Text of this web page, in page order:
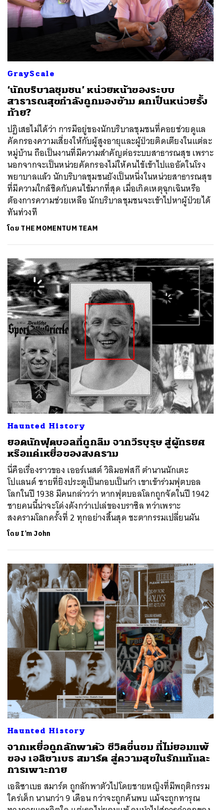
GrayScale
‘นักบริบาลชุมชน’ หน่วยหน้าของระบบ
สาธารณสุขกำลังถูกมองข้าม ตกเป็นหน่วยรั้ง
ท้าย?
ปฏิเสธไม่ได้ว่า การมีอยู่ของนักบริบาลชุมชนที่คอยช่วยดูแล
คัดกรองความเสี่ยงให้กับผู้สูงอายุและผู้ป่วยติดเตียงในแต่ละ
หมู่บ้าน ถือเป็นงานที่มีความสำคัญต่อระบบสาธารณสุข เพราะ
นอกจากจะเป็นหน่วยคัดกรองไม่ให้คนไข้เข้าไปแออัดในโรง
พยาบาลแล้ว นักบริบาลชุมชนยังเป็นหนึ่งในหน่วยสาธารณสุข
ที่มีความใกล้ชิดกับคนไข้มากที่สุด เมื่อเกิดเหตุฉุกเฉินหรือ
ต้องการความช่วยเหลือ นักบริบาลชุมชนจะเข้าไปหาผู้ป่วยได้
ทันท่วงที
โดย THE MOMENTUM TEAM
Haunted History
ยอดนักฟุตบอลที่ถูกลืม จากวีรบุรุษ สู่ผู้ทรยศ
หรือแค่เหยื่อของสงคราม
นี่คือเรื่องราวของ เออร์เนสต์ วิลิมอฟสกี ตำนานนักเตะ
โปแลนด์ ชายที่ยิงประตูเป็นกอบเป็นกำ เขาเข้าร่วมฟุตบอล
โลกในปี 1938 มีคนกล่าวว่า หากฟุตบอลโลกถูกจัดในปี 1942
ชายคนนี้น่าจะโด่งดังกว่าเปเล่ของบราซิล ทว่าเพราะ
สงครามโลกครั้งที่ 2 ทุกอย่างสิ้นสุด ชะตากรรมเปลี่ยนผัน
โดย I’m John
Haunted History
จากเหยื่อถูกลักพาตัว ชีวิตขื่นขม ที่ไม่ยอมแพ้
ของ เอลิซาเบธ สมาร์ต สู่ความสุขในรักแท้และ
การเพาะกาย
เอลิซาเบธ สมาร์ต ถูกลักพาตัวไปโดยชายหญิงที่มีพฤติกรรม
ใคร่เด็ก นานกว่า 9 เดือน กว่าจะถูกค้นพบ แม้จะถูกทารุณ